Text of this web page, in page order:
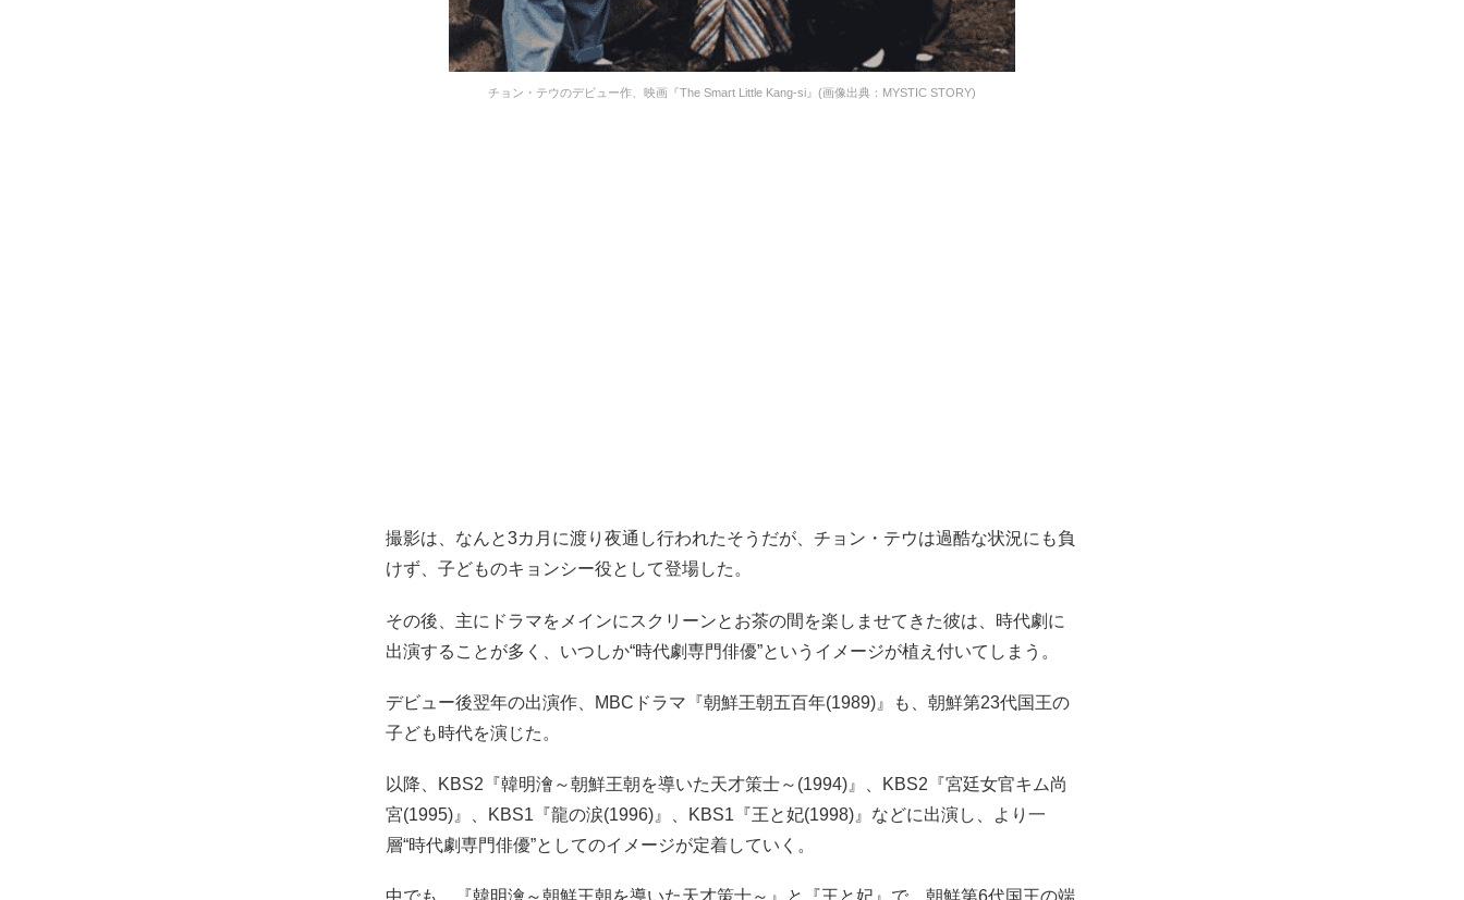
チョン・テウのデビュー作、映画『The Smart Little Kang-si』(画像出典：MYSTIC STORY)
撮影は、なんと3カ月に渡り夜通し行われたそうだが、チョン・テウは過酷な状況にも負
けず、子どものキョンシー役として登場した。
その後、主にドラマをメインにスクリーンとお茶の間を楽しませてきた彼は、時代劇に
出演することが多く、いつしか“時代劇専門俳優”というイメージが植え付いてしまう。
デビュー後翌年の出演作、MBCドラマ『朝鮮王朝五百年(1989)』も、朝鮮第23代国王の
子ども時代を演じた。
以降、KBS2『韓明澮～朝鮮王朝を導いた天才策士～(1994)』、KBS2『宮廷女官キム尚
宮(1995)』、KBS1『龍の涙(1996)』、KBS1『王と妃(1998)』などに出演し、より一
層“時代劇専門俳優”としてのイメージが定着していく。